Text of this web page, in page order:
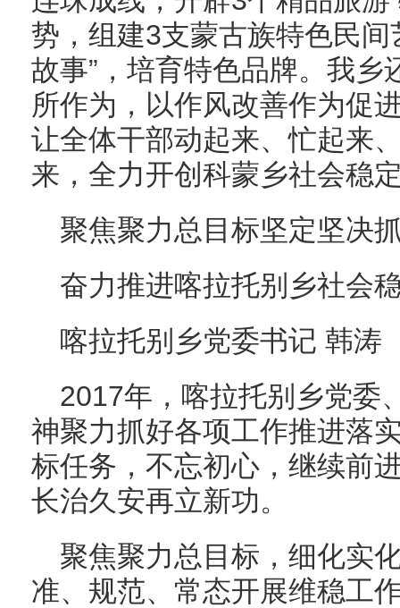
势，组建3支蒙古族特色民
故事”，培育特色品牌。我
所作为，以作风改善作为促
让全体干部动起来、忙起来
来，全力开创科蒙乡社会稳
聚焦聚力总目标坚定坚决
奋力推进喀拉托别乡社会
喀拉托别乡党委书记 韩涛
2017年，喀拉托别乡党委
神聚力抓好各项工作推进落
标任务，不忘初心，继续前
长治久安再立新功。
聚焦聚力总目标，细化实
准、规范、常态开展维稳工